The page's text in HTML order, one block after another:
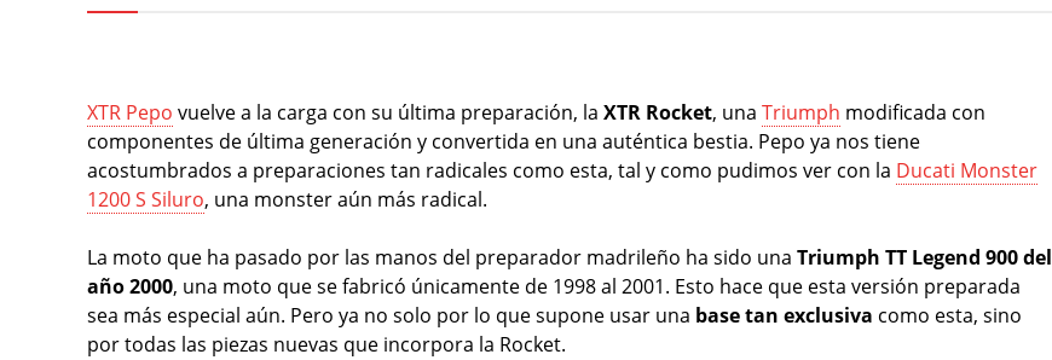
XTR Pepo vuelve a la carga con su última preparación, la XTR Rocket, una Triumph modificada con
componentes de última generación y convertida en una auténtica bestia. Pepo ya nos tiene
acostumbrados a preparaciones tan radicales como esta, tal y como pudimos ver con la Ducati Monster
1200 S Siluro, una monster aún más radical.
La moto que ha pasado por las manos del preparador madrileño ha sido una Triumph TT Legend 900 del
año 2000, una moto que se fabricó únicamente de 1998 al 2001. Esto hace que esta versión preparada
sea más especial aún. Pero ya no solo por lo que supone usar una base tan exclusiva como esta, sino
por todas las piezas nuevas que incorpora la Rocket.